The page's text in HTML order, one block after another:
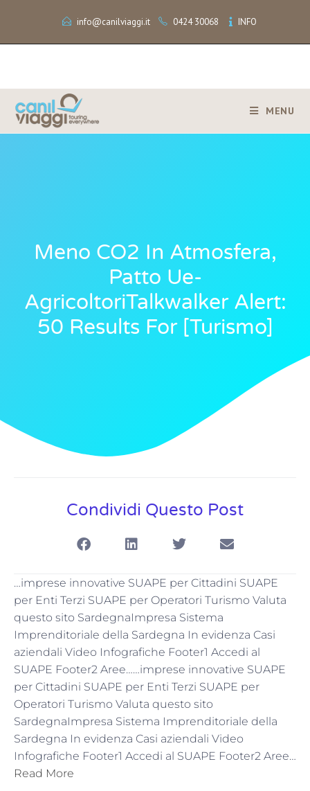
info@canilviaggi.it 0424 30068 INFO
MENU
Meno CO2 In Atmosfera,
Patto Ue-
AgricoltoriTalkwalker Alert:
50 Results For [turismo]
Condividi Questo Post
…imprese innovative SUAPE per Cittadini SUAPE
per Enti Terzi SUAPE per Operatori Turismo Valuta
questo sito SardegnaImpresa Sistema
Imprenditoriale della Sardegna In evidenza Casi
aziendali Video Infografiche Footer1 Accedi al
SUAPE Footer2 Aree……imprese innovative SUAPE
per Cittadini SUAPE per Enti Terzi SUAPE per
Operatori Turismo Valuta questo sito
SardegnaImpresa Sistema Imprenditoriale della
Sardegna In evidenza Casi aziendali Video
Infografiche Footer1 Accedi al SUAPE Footer2 Aree…
Read More